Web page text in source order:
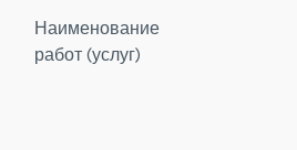
Наименование
работ (услуг)